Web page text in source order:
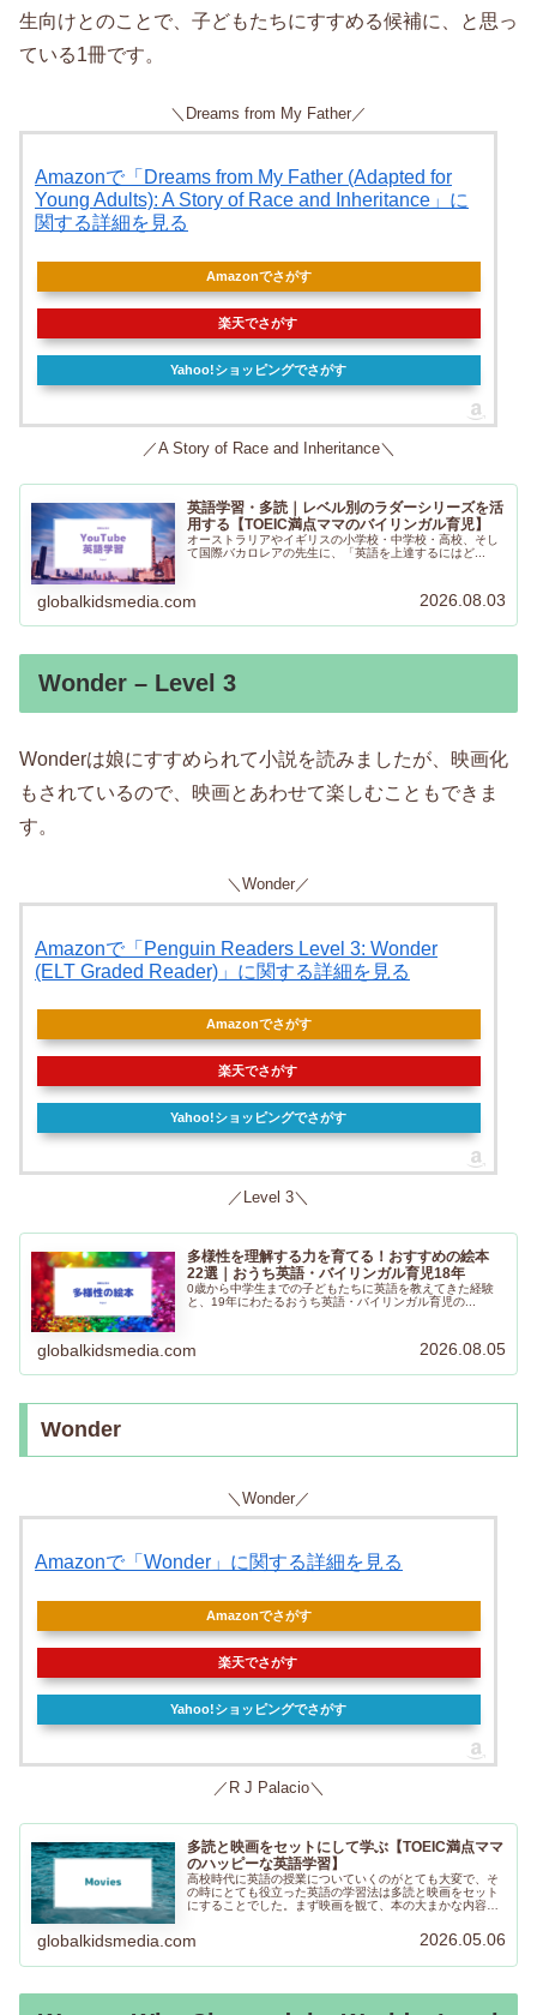
生向けとのことで、子どもたちにすすめる候補に、と思っ
ている1冊です。
＼Dreams from My Father／
Amazonで「Dreams from My Father (Adapted for
Young Adults): A Story of Race and Inheritance」に
関する詳細を見る
Amazonでさがす
楽天でさがす
Yahoo!ショッピングでさがす
／A Story of Race and Inheritance＼
英語学習・多読｜レベル別のラダーシリーズを活
用する【TOEIC満点ママのバイリンガル育児】
オーストラリアやイギリスの小学校・中学校・高校、そし
て国際バカロレアの先生に、「英語を上達するにはど...
globalkidsmedia.com 2026.08.03
Wonder – Level 3
Wonderは娘にすすめられて小説を読みましたが、映画化
もされているので、映画とあわせて楽しむこともできま
す。
＼Wonder／
Amazonで「Penguin Readers Level 3: Wonder
(ELT Graded Reader)」に関する詳細を見る
Amazonでさがす
楽天でさがす
Yahoo!ショッピングでさがす
／Level 3＼
多様性を理解する力を育てる！おすすめの絵本
22選｜おうち英語・バイリンガル育児18年
0歳から中学生までの子どもたちに英語を教えてきた経験
と、19年にわたるおうち英語・バイリンガル育児の...
globalkidsmedia.com 2026.08.05
Wonder
＼Wonder／
Amazonで「Wonder」に関する詳細を見る
Amazonでさがす
楽天でさがす
Yahoo!ショッピングでさがす
／R J Palacio＼
多読と映画をセットにして学ぶ【TOEIC満点ママ
のハッピーな英語学習】
高校時代に英語の授業についていくのがとても大変で、そ
の時にとても役立った英語の学習法は多読と映画をセット
にすることでした。まず映画を観て、本の大まかな内容を
すかったです。ぜひ試してみてくださいね。
globalkidsmedia.com 2026.05.06